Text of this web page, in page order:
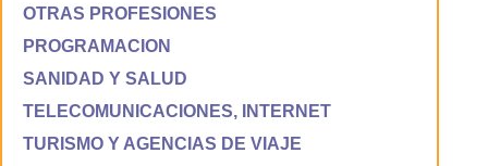
OTRAS PROFESIONES
PROGRAMACION
SANIDAD Y SALUD
TELECOMUNICACIONES, INTERNET
TURISMO Y AGENCIAS DE VIAJE